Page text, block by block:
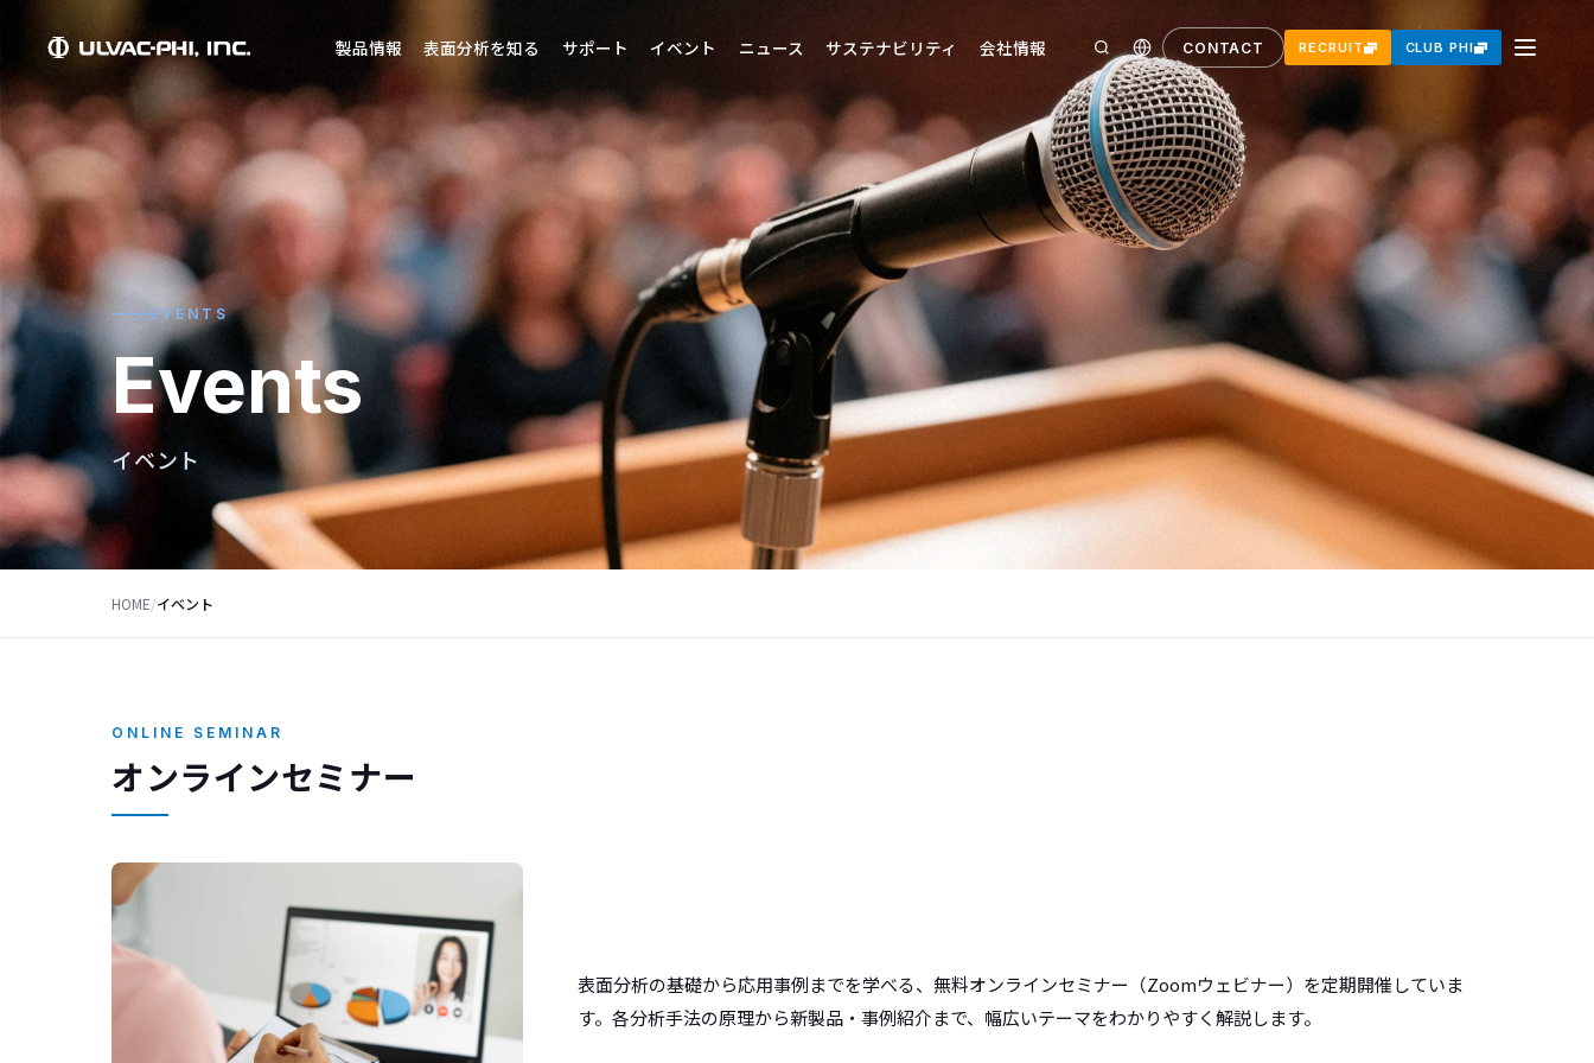
製品情報 表面分析を知る サポート イベント ニュース サステナビリティ 会社情報 CONTACT RECRUIT CLUB PHI
EVENTS
Events
イベント
HOME/イベント
ONLINE SEMINAR
オンラインセミナー
表面分析の基礎から応用事例までを学べる、無料オンラインセミナー（Zoomウェビナー）を定期開催していま
す。各分析手法の原理から新製品・事例紹介まで、幅広いテーマをわかりやすく解説します。